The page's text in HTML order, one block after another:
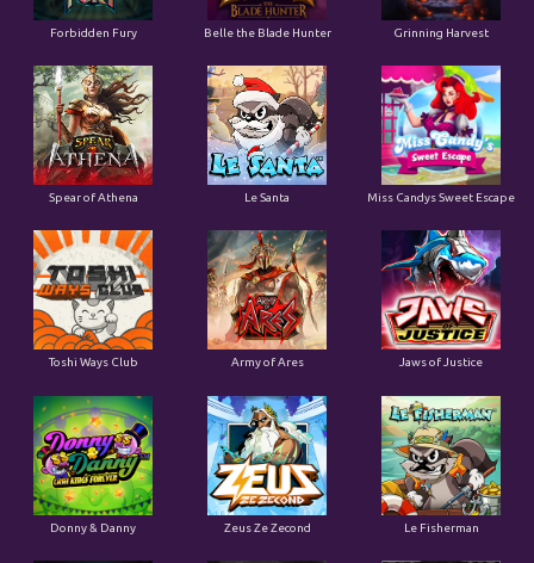
Forbidden Fury Belle the Blade Hunter Grinning Harvest
Spear of Athena Le Santa Miss Candys Sweet Escape
Toshi Ways Club Army of Ares Jaws of Justice
Donny & Danny Zeus Ze Zecond Le Fisherman